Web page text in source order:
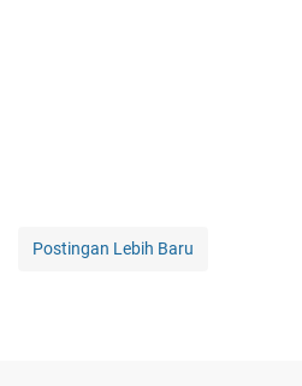
Postingan Lebih Baru